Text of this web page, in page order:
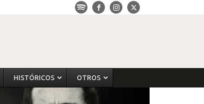
HISTÓRICOS OTROS